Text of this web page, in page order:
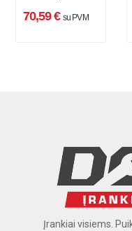
70,59 € su PVM
Įrankiai visiems.